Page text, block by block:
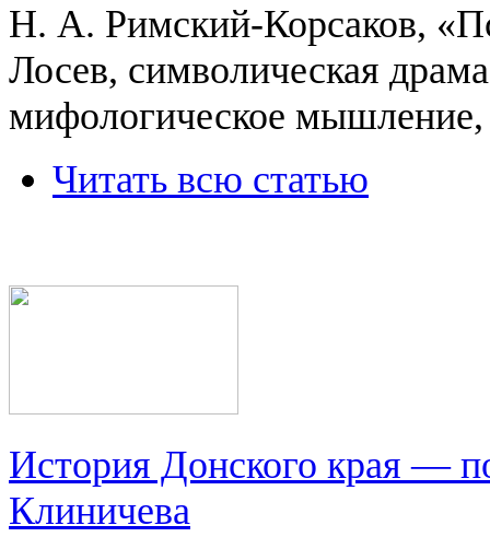
Н. А. Римский-Корсаков,
Лосев, символическая
мифологическое мышление,
Читать всю статью
История Донского края —
Клиничева